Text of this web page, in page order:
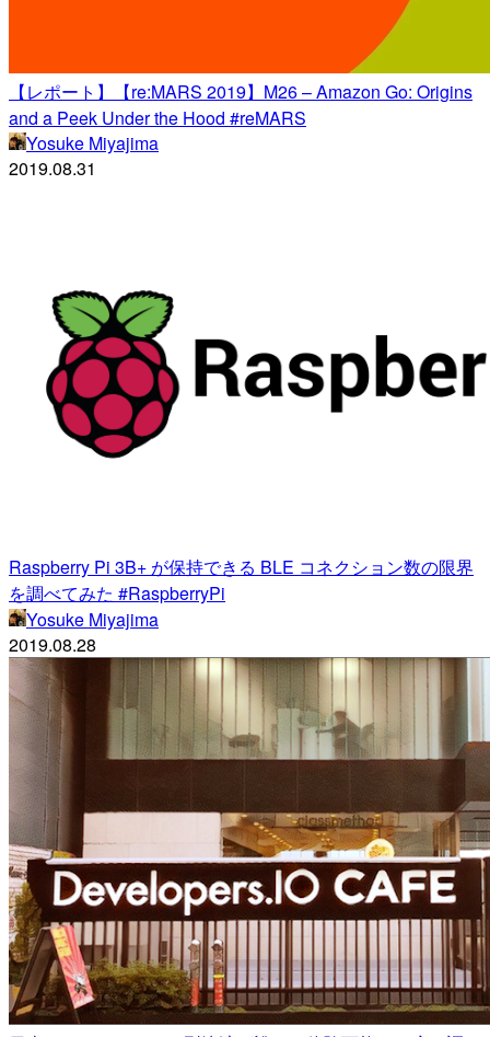
【レポート】【re:MARS 2019】M26 – Amazon Go: Origins
and a Peek Under the Hood #reMARS
Yosuke Miyajima
2019.08.31
Raspberry Pi 3B+ が保持できる BLE コネクション数の限界
を調べてみた #RaspberryPi
Yosuke Miyajima
2019.08.28